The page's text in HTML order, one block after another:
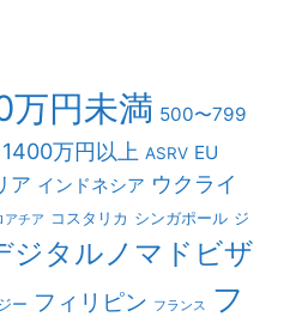
万円未満 500〜799
1400万円以上 ASRV EU
ア インドネシア ウクライ
アチア コスタリカ シンガポール ジ
ジタルノマドビザ
ー フィリピン フランス フ